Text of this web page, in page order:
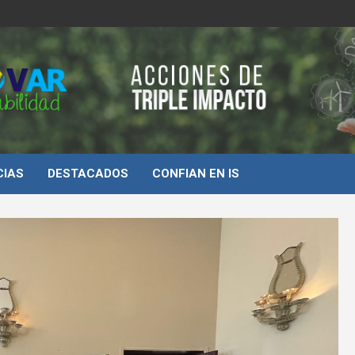
DESTACADOS CONFIAN EN IS